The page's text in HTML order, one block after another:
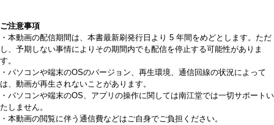
ご注意事項
・本動画の配信期間は、本書最新刷発行日より 5 年間をめどとします。ただ
し、予期しない事情によりその期間内でも配信を停止する可能性がありま
す。
・パソコンや端末のOSのバージョン、再生環境、通信回線の状況によって
は、動画が再生されないことがあります。
・パソコンや端末のOS、アプリの操作に関しては南江堂では一切サポートい
たしません。
・本動画の閲覧に伴う通信費などはご自身でご負担ください。